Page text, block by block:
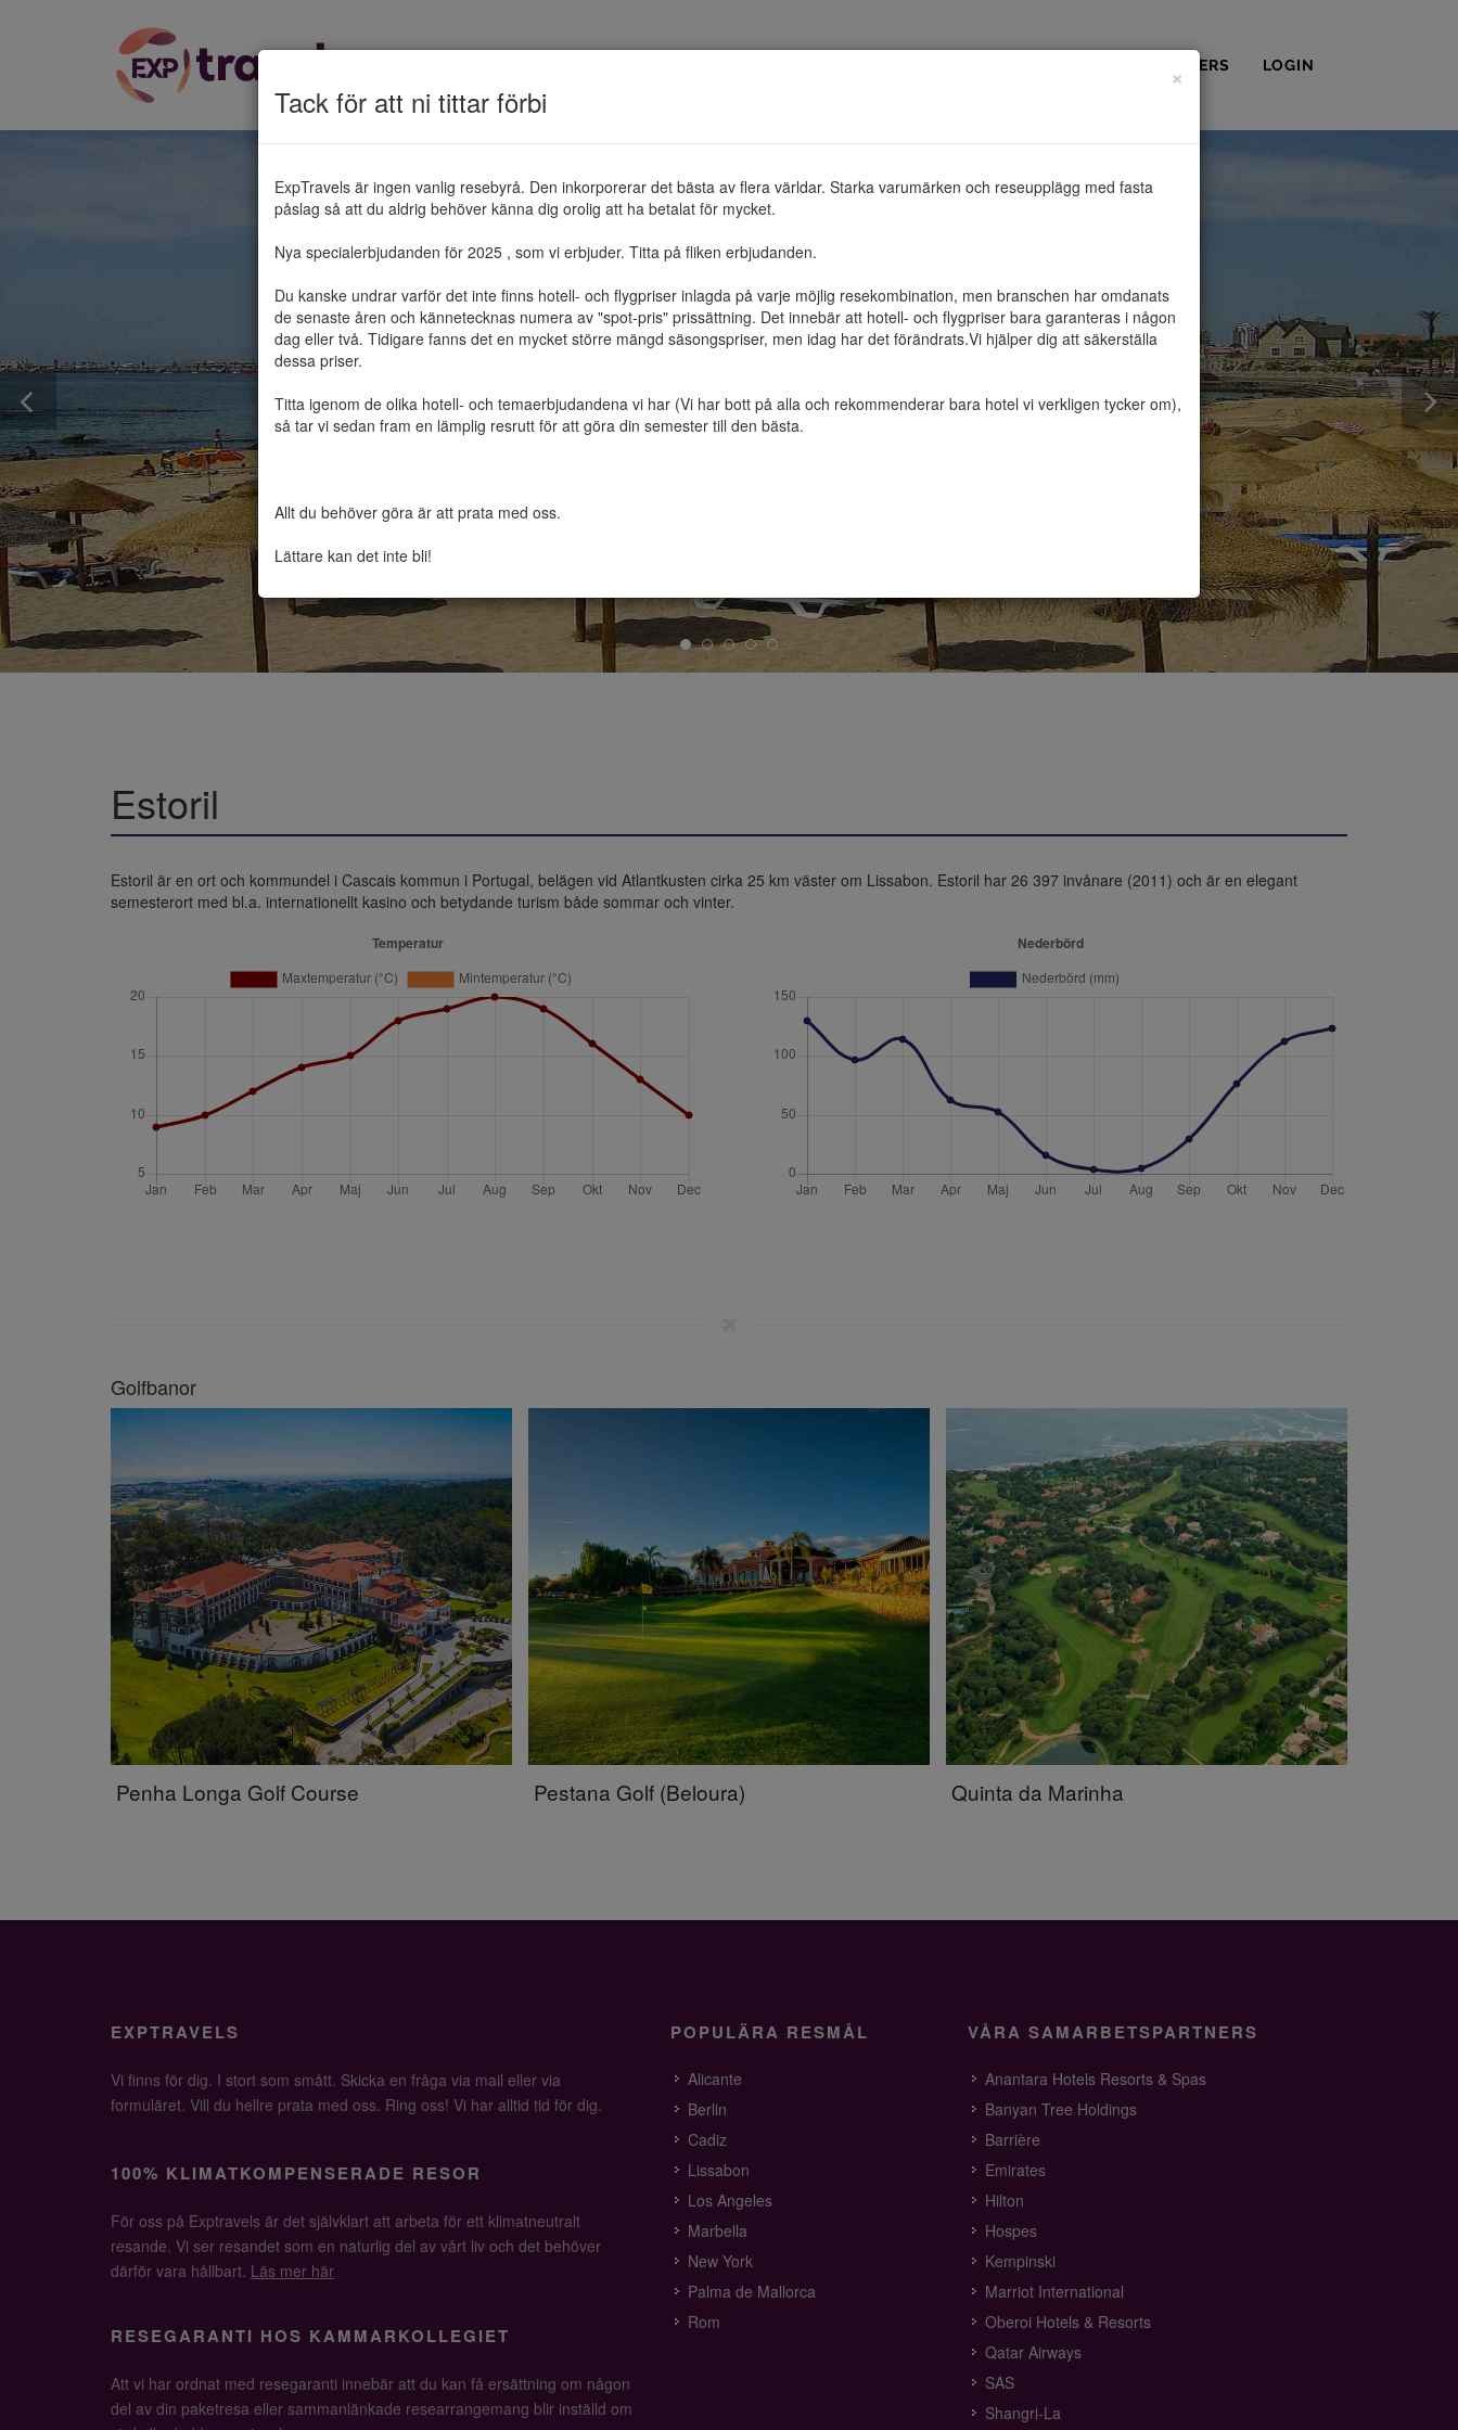
PARTNERS LOGIN
Tack för att ni tittar förbi
×
ExpTravels är ingen vanlig resebyrå. Den inkorporerar det bästa av flera världar. Starka varumärken och reseupplägg med fasta
påslag så att du aldrig behöver känna dig orolig att ha betalat för mycket.
Nya specialerbjudanden för 2025 , som vi erbjuder. Titta på fliken erbjudanden.
Du kanske undrar varför det inte finns hotell- och flygpriser inlagda på varje möjlig resekombination, men branschen har omdanats
de senaste åren och kännetecknas numera av "spot-pris" prissättning. Det innebär att hotell- och flygpriser bara garanteras i någon
dag eller två. Tidigare fanns det en mycket större mängd säsongspriser, men idag har det förändrats.Vi hjälper dig att säkerställa
dessa priser.
Titta igenom de olika hotell- och temaerbjudandena vi har (Vi har bott på alla och rekommenderar bara hotel vi verkligen tycker om),
så tar vi sedan fram en lämplig resrutt för att göra din semester till den bästa.
Allt du behöver göra är att prata med oss.
Lättare kan det inte bli!
Estoril
Estoril är en ort och kommundel i Cascais kommun i Portugal, belägen vid Atlantkusten cirka 25 km väster om Lissabon. Estoril har 26 397 invånare (2011) och är en elegant
semesterort med bl.a. internationellt kasino och betydande turism både sommar och vinter.
Golfbanor
Penha Longa Golf Course Pestana Golf (Beloura) Quinta da Marinha
EXPTRAVELS
Vi finns för dig. I stort som smått. Skicka en fråga via mail eller via
formuläret. Vill du hellre prata med oss. Ring oss! Vi har alltid tid för dig.
100% KLIMATKOMPENSERADE RESOR
För oss på Exptravels är det självklart att arbeta för ett klimatneutralt
resande. Vi ser resandet som en naturlig del av vårt liv och det behöver
därför vara hållbart. Läs mer här
RESEGARANTI HOS KAMMARKOLLEGIET
Att vi har ordnat med resegaranti innebär att du kan få ersättning om någon
del av din paketresa eller sammanlänkade researrangemang blir inställd om
POPULÄRA RESMÅL
Alicante
Berlin
Cadiz
Lissabon
Los Angeles
Marbella
New York
Palma de Mallorca
Rom
VÅRA SAMARBETSPARTNERS
Anantara Hotels Resorts & Spas
Banyan Tree Holdings
Barrière
Emirates
Hilton
Hospes
Kempinski
Marriot International
Oberoi Hotels & Resorts
Qatar Airways
SAS
Shangri-La